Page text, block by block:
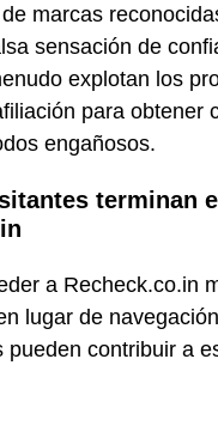
marcas
sensación de
explotan los
para obtener
engañosos.
terminan
a Recheck.co.in
lugar de
pueden contribuir a